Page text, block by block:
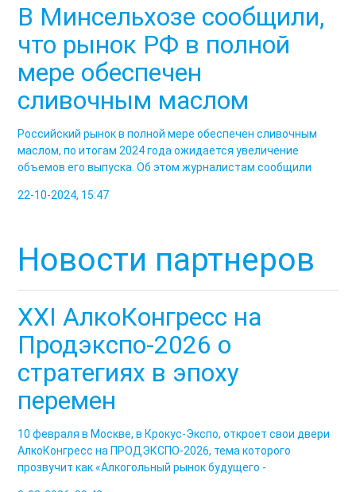
В Минсельхозе сообщили,
что рынок РФ в полной
мере обеспечен
сливочным маслом
Российский рынок в полной мере обеспечен сливочным
маслом, по итогам 2024 года ожидается увеличение
объемов его выпуска. Об этом журналистам сообщили
22-10-2024, 15:47
Новости партнеров
XXI АлкоКонгресс на
Продэкспо-2026 о
стратегиях в эпоху
перемен
10 февраля в Москве, в Крокус-Экспо, откроет свои двери
АлкоКонгресс на ПРОДЭКСПО-2026, тема которого
прозвучит как «Алкогольный рынок будущего -